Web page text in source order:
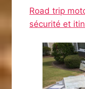
Road trip
sécurité et